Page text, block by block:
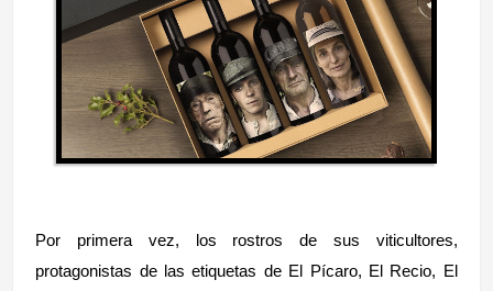
Por primera vez, los rostros de sus viticultores,
protagonistas de las etiquetas de El Pícaro, El Recio, El